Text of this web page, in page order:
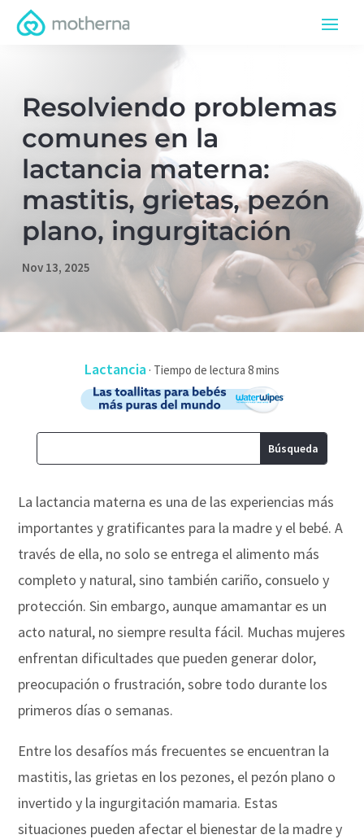
Resolviendo problemas
comunes en la
lactancia materna:
mastitis, grietas, pezón
plano, ingurgitación
Nov 13, 2025
Lactancia·
La lactancia materna es una de las experiencias más
importantes y gratificantes para la madre y el bebé. A
través de ella, no solo se entrega el alimento más
completo y natural, sino también cariño, consuelo y
protección. Sin embargo, aunque amamantar es un
acto natural, no siempre resulta fácil. Muchas mujeres
enfrentan dificultades que pueden generar dolor,
preocupación o frustración, sobre todo durante los
primeros días o semanas.
Entre los desafíos más frecuentes se encuentran la
mastitis, las grietas en los pezones, el pezón plano o
invertido y la ingurgitación mamaria. Estas
situaciones pueden afectar el bienestar de la madre y